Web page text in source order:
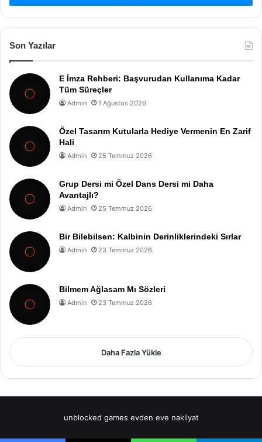
Son Yazılar
E İmza Rehberi: Başvurudan Kullanıma Kadar
Tüm Süreçler
Admin 1 Ağustos 2026
Özel Tasarım Kutularla Hediye Vermenin En Zarif
Hali
Admin 25 Temmuz 2026
Grup Dersi mi Özel Dans Dersi mi Daha
Avantajlı?
Admin 25 Temmuz 2026
Bir Bilebilsen: Kalbinin Derinliklerindeki Sırlar
Admin 23 Temmuz 2026
Bilmem Ağlasam Mı Sözleri
Admin 23 Temmuz 2026
Daha Fazla Yükle
unblocked games evden eve nakliyat